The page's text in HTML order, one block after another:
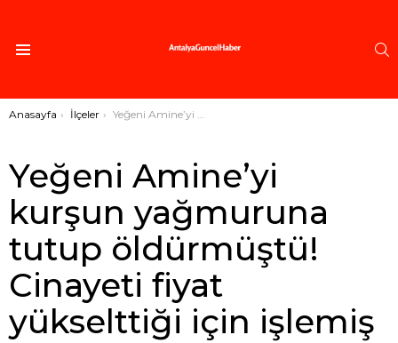
Buradasınız:
Anasayfa İlçeler Yeğeni Amine’yi kurşun yağmuruna tutup öldürmüştü! Cinayeti fiyat yükselttiği için işlemiş
Yeğeni Amine’yi
kurşun yağmuruna
tutup öldürmüştü!
Cinayeti fiyat
yükselttiği için işlemiş